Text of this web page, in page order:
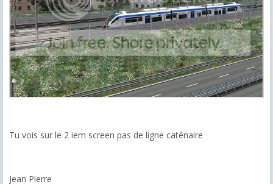
Tu vois sur le 2 iem screen pas de ligne caténaire
Jean Pierre